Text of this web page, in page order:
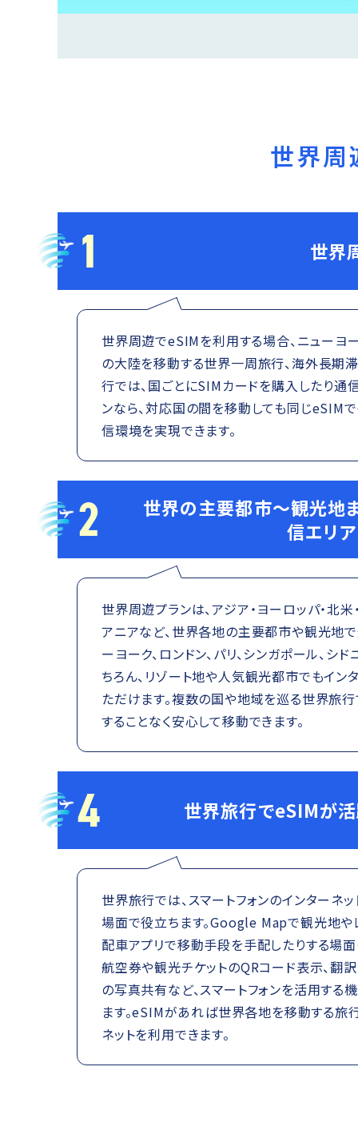
世界周
1 世界
世界周遊でeSIMを利用する場合、ニューヨ
の大陸を移動する世界一周旅行、海外長期
行では、国ごとにSIMカードを購入したり
ンなら、対応国の間を移動しても同じeSIM
信環境を実現できます。
2
世界の主要都市～観光地
信エリア
世界周遊プランは、アジア・ヨーロッパ・北米
アニアなど、世界各地の主要都市や観光地
ーヨーク、ロンドン、パリ、シンガポール、シ
ちろん、リゾート地や人気観光都市でもイン
ただけます。複数の国や地域を巡る世界旅
することなく安心して移動できます。
4 世界旅行でeSIMが
世界旅行では、スマートフォンのインターネ
場面で役立ちます。Google Mapで観光地や
配車アプリで移動手段を手配したりする場面
航空券や観光チケットのQRコード表示、翻
の写真共有など、スマートフォンを活用する
ます。eSIMがあれば世界各地を移動する旅
ネットを利用できます。